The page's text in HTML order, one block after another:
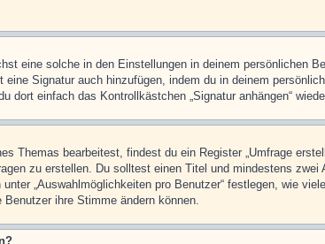
eine solche in den Einstellungen in deinem persönlichen
eine Signatur auch hinzufügen, indem du in deinem
dort einfach das Kontrollkästchen „Signatur anhängen“
Themas bearbeitest, findest du ein Register „Umfrage
zu erstellen. Du solltest einen Titel und mindestens
„Auswahlmöglichkeiten pro Benutzer“ festlegen, wie
ihre Stimme ändern können.